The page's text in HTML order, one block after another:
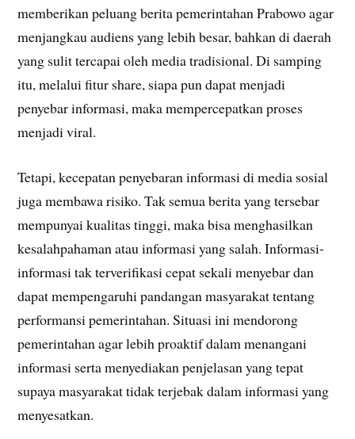
memberikan peluang berita pemerintahan Prabowo agar
menjangkau audiens yang lebih besar, bahkan di daerah
yang sulit tercapai oleh media tradisional. Di samping
itu, melalui fitur share, siapa pun dapat menjadi
penyebar informasi, maka mempercepatkan proses
menjadi viral.
Tetapi, kecepatan penyebaran informasi di media sosial
juga membawa risiko. Tak semua berita yang tersebar
mempunyai kualitas tinggi, maka bisa menghasilkan
kesalahpahaman atau informasi yang salah. Informasi-
informasi tak terverifikasi cepat sekali menyebar dan
dapat mempengaruhi pandangan masyarakat tentang
performansi pemerintahan. Situasi ini mendorong
pemerintahan agar lebih proaktif dalam menangani
informasi serta menyediakan penjelasan yang tepat
supaya masyarakat tidak terjebak dalam informasi yang
menyesatkan.